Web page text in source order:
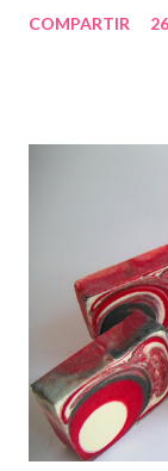
COMPARTIR